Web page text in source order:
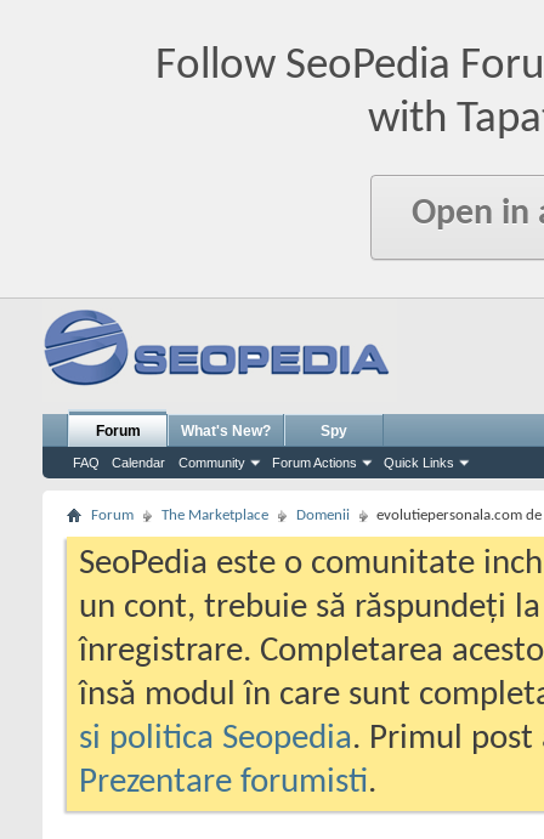
Follow SeoPedia
with
Open in
Forum
FAQ Calendar Community Forum Actions Quick Links
What's New? Spy
Forum The Marketplace Domenii evolutiepersonala.com de
SeoPedia este o comunitate
un cont, trebuie să răspundeți
înregistrare. Completarea
însă modul în care sunt
si politica Seopedia. Primul
Prezentare forumisti.